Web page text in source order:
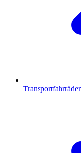
Transportfahrräder